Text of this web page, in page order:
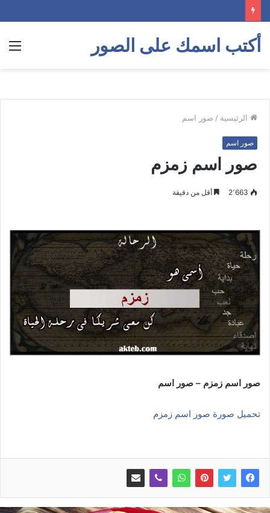
أكتب اسمك على الصور
الرئيسية / صور اسم
صور اسم
صور اسم زمزم
2٬663 أقل من دقيقة
صور اسم زمزم – صور اسم
تحميل صورة صور اسم زمزم